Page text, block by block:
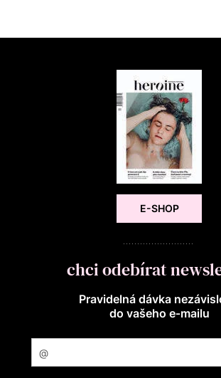
E-SHOP
chci odebírat
Pravidelná dávka
do vašeho e‑mailu